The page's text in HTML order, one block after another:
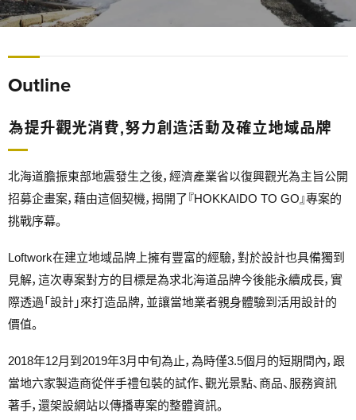
Outline
為提升觀光消費，努力創造活動及確立地域品牌
北海道膽振東部地震發生之後，經濟產業省以復興觀光為主旨公開
招募企畫案，藉由這個契機，揭開了『HOKKAIDO TO GO』專案的
挑戰序幕。
Loftwork在建立地域品牌上擁有豐富的經驗，對於設計也具備獨到
見解，這次專案對方的目標是為求北海道品牌今後能永續成長，實
際透過「設計」來打造品牌，並讓當地業者親身體驗到活用設計的
價值。
2018年12月到2019年3月中旬為止，為時僅3.5個月的短期間內，跟
當地六家製造商從伴手禮包裝的試作、觀光景點、商品、服務資訊
著手，還架設網站以傳播專案的整體資訊。